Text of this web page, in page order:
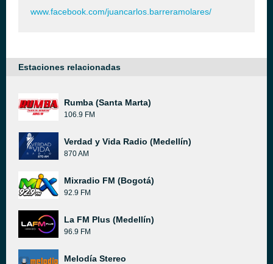
www.facebook.com/juancarlos.barreramolares/
Estaciones relacionadas
Rumba (Santa Marta)
106.9 FM
Verdad y Vida Radio (Medellín)
870 AM
Mixradio FM (Bogotá)
92.9 FM
La FM Plus (Medellín)
96.9 FM
Melodía Stereo